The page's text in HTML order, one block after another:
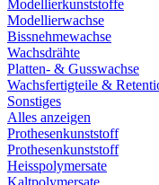
Modellierkunststoffe
Modellierwachse
Bissnehmewachse
Wachsdrähte
Platten- & Gusswachse
Wachsfertigteile &
Sonstiges
Alles anzeigen
Prothesenkunststoff
Prothesenkunststoff
Heisspolymersate
Kaltpolymersate